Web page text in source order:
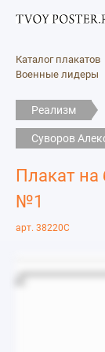
Каталог плакатов
Военные лидеры
Реализм
Суворов
Плакат на
№1
арт. 38220C